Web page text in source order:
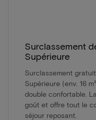
Surclassement
Supérieure
Surclassement
Supérieure (env. 16
double confortable.
goût et offre tout le
séjour reposant.